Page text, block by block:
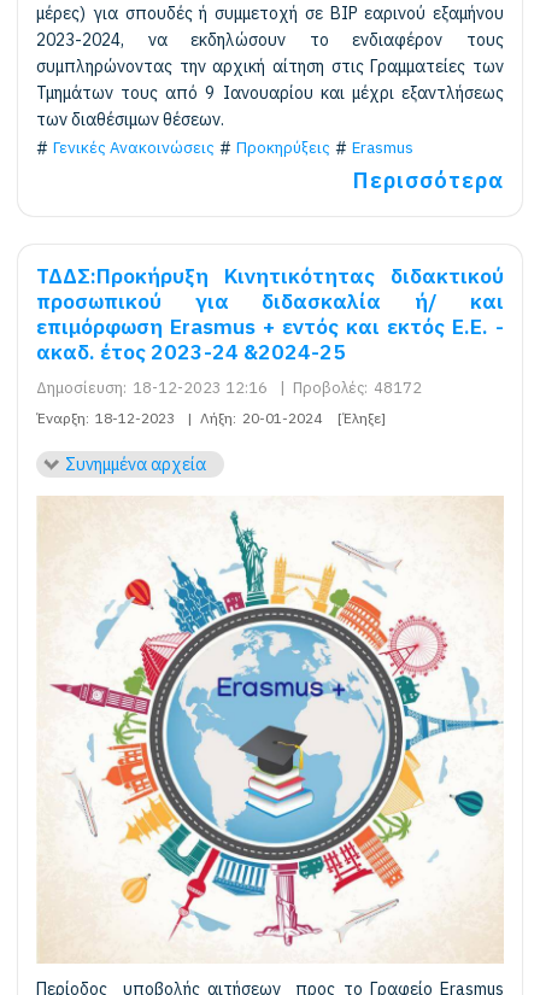
μέρες) για σπουδές ή συμμετοχή σε BIP εαρινού εξαμήνου
2023-2024, να εκδηλώσουν το ενδιαφέρον τους
συμπληρώνοντας την αρχική αίτηση στις Γραμματείες των
Τμημάτων τους από 9 Ιανουαρίου και μέχρι εξαντλήσεως
των διαθέσιμων θέσεων.
Γενικές Ανακοινώσεις
Προκηρύξεις Erasmus
Περισσότερα
ΤΔΔΣ:Προκήρυξη Κινητικότητας διδακτικού
προσωπικού για διδασκαλία ή/ και
επιμόρφωση Erasmus + εντός και εκτός Ε.Ε. -
ακαδ. έτος 2023-24 &2024-25
Δημοσίευση: 18-12-2023 12:16 | Προβολές: 48172
Έναρξη: 18-12-2023 | Λήξη: 20-01-2024 [Έληξε]
Συνημμένα αρχεία
Περίοδος υποβολής αιτήσεων προς το Γραφείο Erasmus